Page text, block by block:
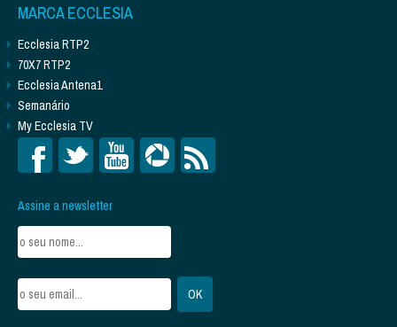
MARCA ECCLESIA
Ecclesia RTP2
70X7 RTP2
Ecclesia Antena1
Semanário
My Ecclesia TV
Assine a newsletter